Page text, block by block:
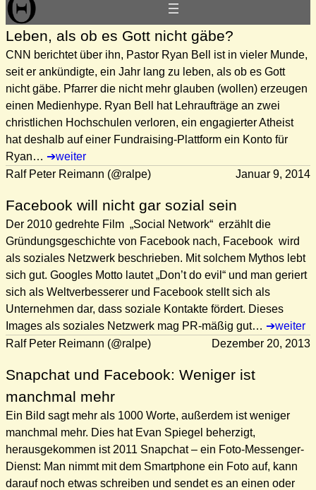
Leben, als ob es Gott nicht gäbe?
CNN berichtet über ihn, Pastor Ryan Bell ist in vieler Munde,
seit er ankündigte, ein Jahr lang zu leben, als ob es Gott
nicht gäbe. Pfarrer die nicht mehr glauben (wollen) erzeugen
einen Medienhype. Ryan Bell hat Lehraufträge an zwei
christlichen Hochschulen verloren, ein engagierter Atheist
hat deshalb auf einer Fundraising-Plattform ein Konto für
Ryan…
weiter
Ralf Peter Reimann (@ralpe)
Januar 9, 2014
Facebook will nicht gar sozial sein
Der 2010 gedrehte Film „Social Network“ erzählt die
Gründungsgeschichte von Facebook nach, Facebook wird
als soziales Netzwerk beschrieben. Mit solchem Mythos lebt
sich gut. Googles Motto lautet „Don’t do evil“ und man geriert
sich als Weltverbesserer und Facebook stellt sich als
Unternehmen dar, dass soziale Kontakte fördert. Dieses
Images als soziales Netzwerk mag PR-mäßig gut…
weiter
Ralf Peter Reimann (@ralpe)
Dezember 20, 2013
Snapchat und Facebook: Weniger ist
manchmal mehr
Ein Bild sagt mehr als 1000 Worte, außerdem ist weniger
manchmal mehr. Dies hat Evan Spiegel beherzigt,
herausgekommen ist 2011 Snapchat – ein Foto-Messenger-
Dienst: Man nimmt mit dem Smartphone ein Foto auf, kann
darauf noch etwas schreiben und sendet es an einen oder